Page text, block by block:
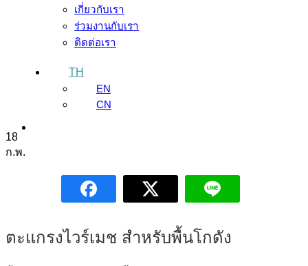
เกี่ยวกับเรา
ร่วมงานกับเรา
ติดต่อเรา
TH
EN
CN
18
ก.พ.
ตะแกรงไวร์เมช สำหรับพื้นโกดัง